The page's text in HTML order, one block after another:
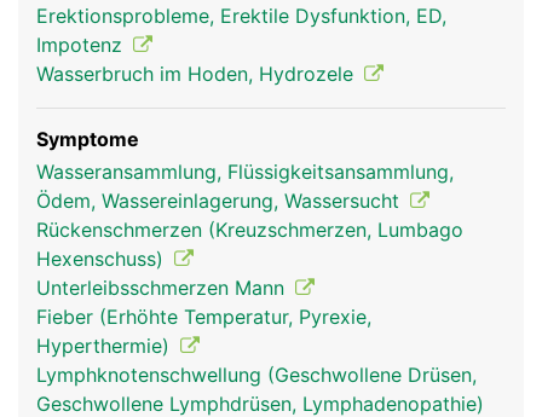
Erektionsprobleme, Erektile Dysfunktion, ED,
Impotenz
Wasserbruch im Hoden, Hydrozele
Symptome
Wasseransammlung, Flüssigkeitsansammlung,
Ödem, Wassereinlagerung, Wassersucht
Rückenschmerzen (Kreuzschmerzen, Lumbago
Hexenschuss)
Unterleibsschmerzen Mann
Fieber (Erhöhte Temperatur, Pyrexie,
Hyperthermie)
Lymphknotenschwellung (Geschwollene Drüsen,
Geschwollene Lymphdrüsen, Lymphadenopathie)